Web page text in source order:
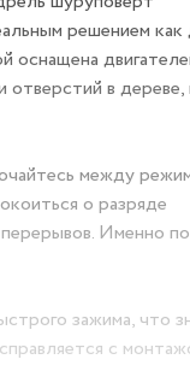
решением как
оснащена
в дереве,
между
о разряде
Именно
зажима, что
с